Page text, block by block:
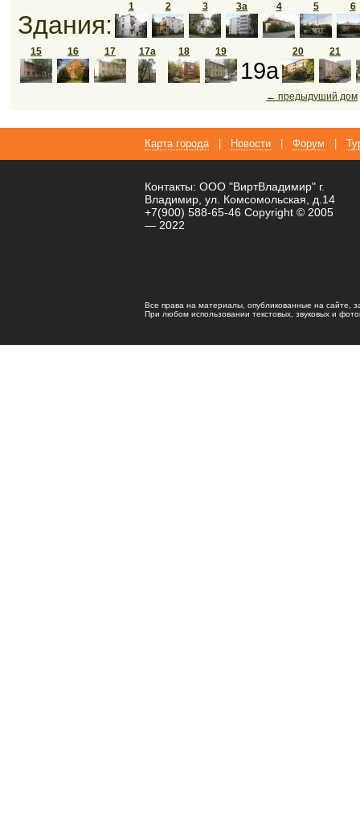
Здания:
1 2 3 3а 4 5 6
15 16 17 17а 18 19
19а
20 21
← предыдуший дом
Карта города Новости Форум
Контакты: ООО "ВиртВладимир" г.
Владимир, ул. Комсомольская, д.14
+7(900) 588-65-46 Copyright © 2005
— 2022
Все права на материалы, опубликованные на сайте,
При любом использовании текстовых, звуковых и